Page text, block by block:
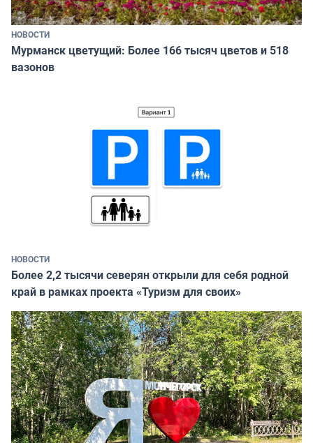
НОВОСТИ
Мурманск цветущий: Более 166 тысяч цветов и 518
вазонов
НОВОСТИ
Более 2,2 тысячи северян открыли для себя родной
край в рамках проекта «Туризм для своих»